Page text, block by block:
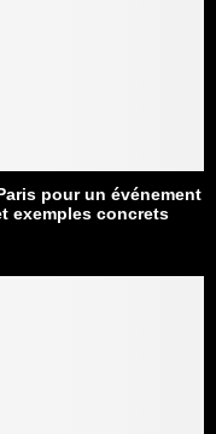
pour un événement
exemples concrets